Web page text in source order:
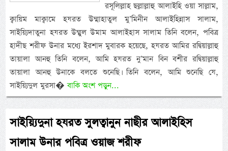
রসূলিল্লাহ ছল্লাল্লাহু আলাইহি ওয়া সাল্লাম,
ক্বায়িম মাক্বামে হযরত উম্মাহাতুল মু’মিনীন আলাইহিন্নাস সালাম,
সাইয়্যিদাতুনা হযরত উম্মুল উমাম আলাইহাস সালাম তিনি বলেন, পবিত্র
হাদীছ শরীফ উনার মধ্যে ইরশাদ মুবারক হয়েছে, হযরত আমির রদ্বিয়াল্লাহু
তায়ালা আনহু তিনি বলেন, আমি হযরত নু’মান বিন বশীর রদ্বিয়াল্লাহু
তায়ালা আনহু উনাকে বলতে শুনেছি। তিনি বলেন, আমি শুনেছি যে,
সাইয়্যিদুল মুরসা�বাকি অংশ পড়ুন...
সাইয়্যিদুনা হযরত সুলত্বানুন নাছীর আলাইহিস
সালাম উনার পবিত্র ওয়াজ শরীফ